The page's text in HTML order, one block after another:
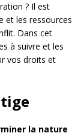
? Il est
et les ressources
Dans cet
à suivre et les
vos droits et
la nature